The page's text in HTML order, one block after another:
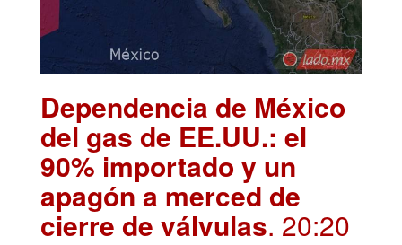
Dependencia de México
del gas de EE.UU.: el
90% importado y un
apagón a merced de
cierre de válvulas. 20:20